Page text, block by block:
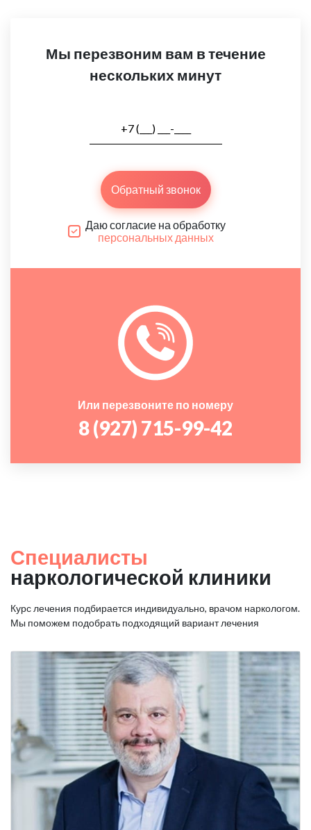
Мы перезвоним вам в течение
нескольких минут
Обратный звонок
Даю согласие на обработку
персональных данных
Или перезвоните по номеру
8 (927) 715-99-42
Специалисты
наркологической клиники
Курс лечения подбирается индивидуально, врачом наркологом.
Мы поможем подобрать подходящий вариант лечения